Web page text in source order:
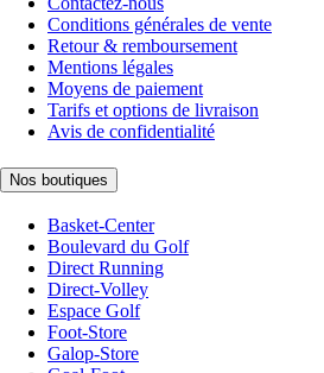
Conditions générales de vente
Retour & remboursement
Mentions légales
Moyens de paiement
Tarifs et options de livraison
Avis de confidentialité
Nos boutiques
Basket-Center
Boulevard du Golf
Direct Running
Direct-Volley
Espace Golf
Foot-Store
Galop-Store